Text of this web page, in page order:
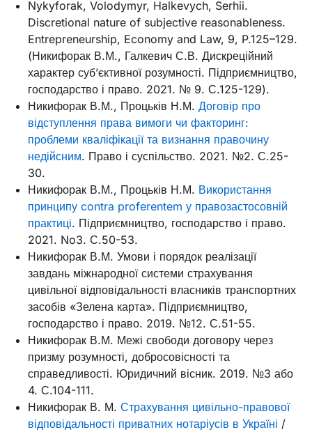
Nykyforak, Volodymyr, Halkevych, Serhii.
Discretional nature of subjective reasonableness.
Entrepreneurship, Economy and Law, 9, P.125–129.
(Никифорак В.М., Галкевич С.В. Дискреційний
характер суб’єктивної розумності. Підприємництво,
господарство і право. 2021. № 9. С.125-129).
Никифорак В.М., Процьків Н.М. Договір про
відступлення права вимоги чи факторинг:
проблеми кваліфікації та визнання правочину
недійсним. Право і суспільство. 2021. №2. С.25-
30.
Никифорак В.М., Процьків Н.М. Використання
принципу contra proferentem у правозастосовній
практиці. Підприємництво, господарство і право.
2021. No3. С.50-53.
Никифорак В.М. Умови і порядок реалізації
завдань міжнародної системи страхування
цивільної відповідальності власників транспортних
засобів «Зелена карта». Підприємництво,
господарство і право. 2019. №12. С.51-55.
Никифорак В.М. Межі свободи договору через
призму розумності, добросовісності та
справедливості. Юридичний вісник. 2019. №3 або
4. С.104-111.
Никифорак В. М. Страхування цивільно-правової
відповідальності приватних нотаріусів в Україні /